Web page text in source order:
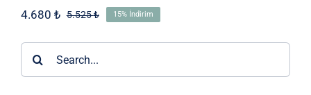
5.525₺Orijinal
4.680 ₺
Şu
4.680 ₺.
15% İndirim